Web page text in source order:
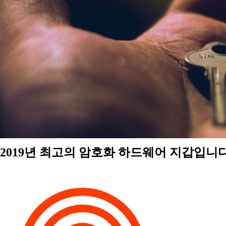
2019년 최고의 암호화 하드웨어 지갑입니